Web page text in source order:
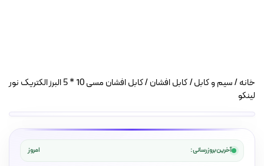
خانه/سیم و کابل/کابل افشان
/ کابل افشان مسی 10 * 5 البرز الکتریک نور
لینکو
آخرین بروزرسانی : امروز